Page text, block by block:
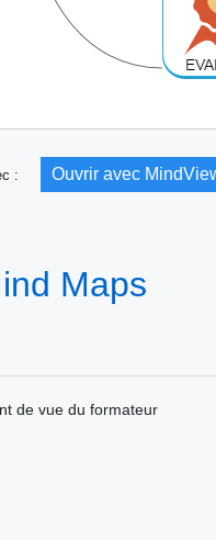
: Ouvrir avec
Maps
de vue du formateur